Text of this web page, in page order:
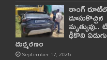
రాంగ్
దూసుకొచ్చిన
మృత్యువు..
ఢీకొని
దుర్మరణం
September 17, 2025